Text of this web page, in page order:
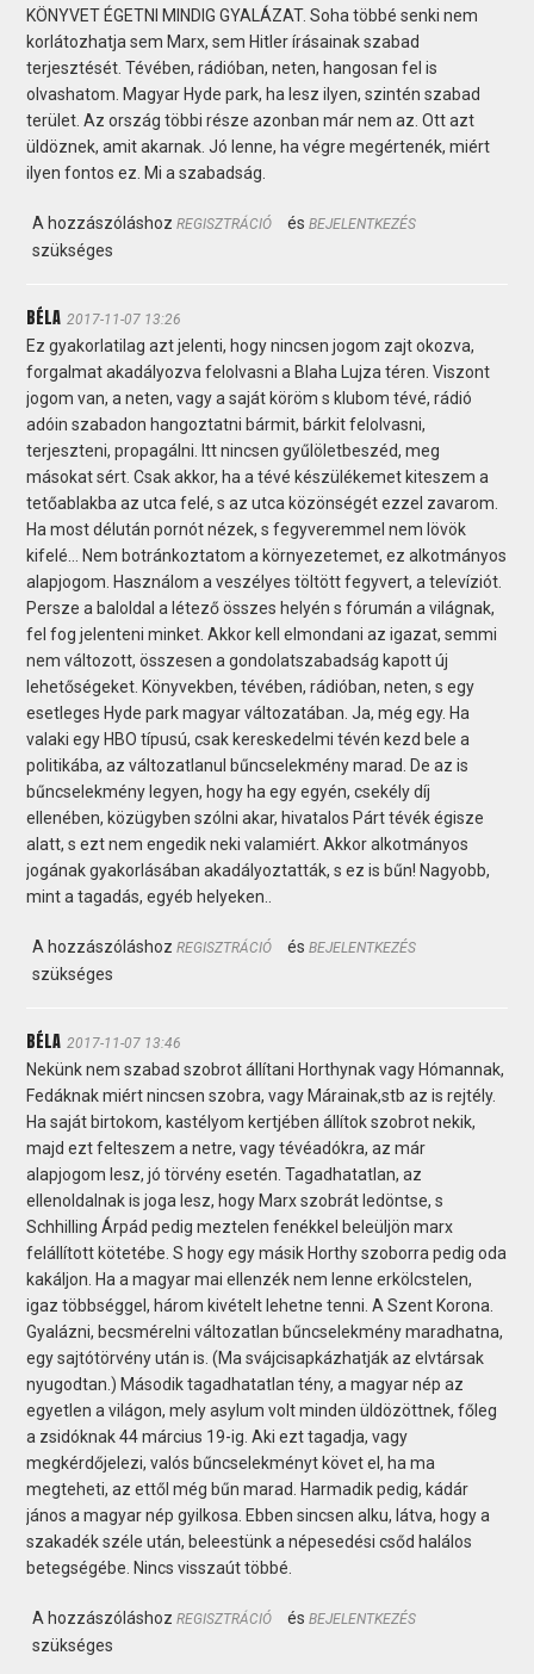
KÖNYVET ÉGETNI MINDIG GYALÁZAT. Soha többé senki nem
korlátozhatja sem Marx, sem Hitler írásainak szabad
terjesztését. Tévében, rádióban, neten, hangosan fel is
olvashatom. Magyar Hyde park, ha lesz ilyen, szintén szabad
terület. Az ország többi része azonban már nem az. Ott azt
üldöznek, amit akarnak. Jó lenne, ha végre megértenék, miért
ilyen fontos ez. Mi a szabadság.
A hozzászóláshozREGISZTRÁCIÓ ésBEJELENTKEZÉS
szükséges
BÉLA 2017-11-07 13:26
Ez gyakorlatilag azt jelenti, hogy nincsen jogom zajt okozva,
forgalmat akadályozva felolvasni a Blaha Lujza téren. Viszont
jogom van, a neten, vagy a saját köröm s klubom tévé, rádió
adóin szabadon hangoztatni bármit, bárkit felolvasni,
terjeszteni, propagálni. Itt nincsen gyűlöletbeszéd, meg
másokat sért. Csak akkor, ha a tévé készülékemet kiteszem a
tetőablakba az utca felé, s az utca közönségét ezzel zavarom.
Ha most délután pornót nézek, s fegyveremmel nem lövök
kifelé… Nem botránkoztatom a környezetemet, ez alkotmányos
alapjogom. Használom a veszélyes töltött fegyvert, a televíziót.
Persze a baloldal a létező összes helyén s fórumán a világnak,
fel fog jelenteni minket. Akkor kell elmondani az igazat, semmi
nem változott, összesen a gondolatszabadság kapott új
lehetőségeket. Könyvekben, tévében, rádióban, neten, s egy
esetleges Hyde park magyar változatában. Ja, még egy. Ha
valaki egy HBO típusú, csak kereskedelmi tévén kezd bele a
politikába, az változatlanul bűncselekmény marad. De az is
bűncselekmény legyen, hogy ha egy egyén, csekély díj
ellenében, közügyben szólni akar, hivatalos Párt tévék égisze
alatt, s ezt nem engedik neki valamiért. Akkor alkotmányos
jogának gyakorlásában akadályoztatták, s ez is bűn! Nagyobb,
mint a tagadás, egyéb helyeken..
A hozzászóláshozREGISZTRÁCIÓ ésBEJELENTKEZÉS
szükséges
BÉLA 2017-11-07 13:46
Nekünk nem szabad szobrot állítani Horthynak vagy Hómannak,
Fedáknak miért nincsen szobra, vagy Márainak,stb az is rejtély.
Ha saját birtokom, kastélyom kertjében állítok szobrot nekik,
majd ezt felteszem a netre, vagy tévéadókra, az már
alapjogom lesz, jó törvény esetén. Tagadhatatlan, az
ellenoldalnak is joga lesz, hogy Marx szobrát ledöntse, s
Schhilling Árpád pedig meztelen fenékkel beleüljön marx
felállított kötetébe. S hogy egy másik Horthy szoborra pedig oda
kakáljon. Ha a magyar mai ellenzék nem lenne erkölcstelen,
igaz többséggel, három kivételt lehetne tenni. A Szent Korona.
Gyalázni, becsmérelni változatlan bűncselekmény maradhatna,
egy sajtótörvény után is. (Ma svájcisapkázhatják az elvtársak
nyugodtan.) Második tagadhatatlan tény, a magyar nép az
egyetlen a világon, mely asylum volt minden üldözöttnek, főleg
a zsidóknak 44 március 19-ig. Aki ezt tagadja, vagy
megkérdőjelezi, valós bűncselekményt követ el, ha ma
megteheti, az ettől még bűn marad. Harmadik pedig, kádár
jános a magyar nép gyilkosa. Ebben sincsen alku, látva, hogy a
szakadék széle után, beleestünk a népesedési csőd halálos
betegségébe. Nincs visszaút többé.
A hozzászóláshozREGISZTRÁCIÓ ésBEJELENTKEZÉS
szükséges